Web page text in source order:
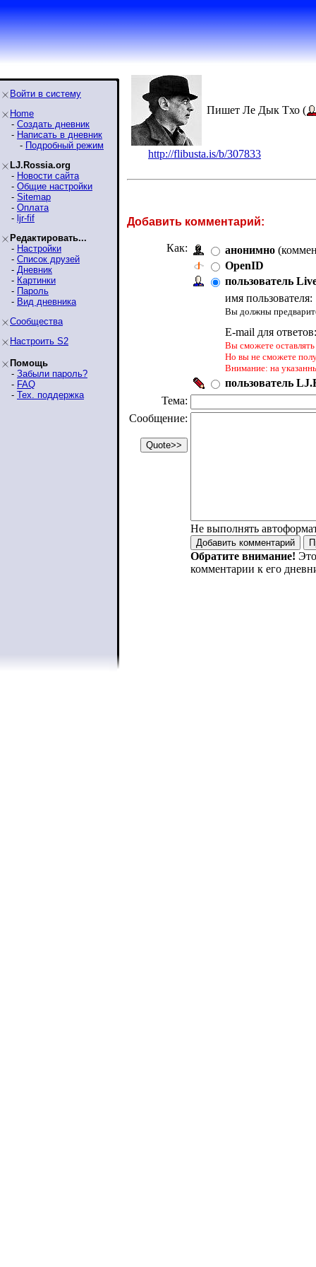
Войти в систему
Home
- Создать дневник
- Написать в дневник
- Подробный режим
LJ.Rossia.org
- Новости сайта
- Общие настройки
- Sitemap
- Оплата
- ljr-fif
Редактировать...
- Настройки
- Список друзей
- Дневник
- Картинки
- Пароль
- Вид дневника
Сообщества
Настроить S2
Помощь
- Забыли пароль?
- FAQ
- Тех. поддержка
Пишет Ле Дык Tхо (
http://flibusta.is/b/307833
Добавить комментарий:
Как: анонимно
OpenID
пользователь
имя пользователя:
Вы должны
E-mail для
Вы сможете
Но вы не сможете
Внимание: на
пользователь
Тема:
Сообщение:
Не выполнять
Обратите внимание!
комментарии к его